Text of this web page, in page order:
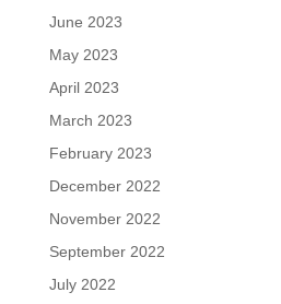
June 2023
May 2023
April 2023
March 2023
February 2023
December 2022
November 2022
September 2022
July 2022